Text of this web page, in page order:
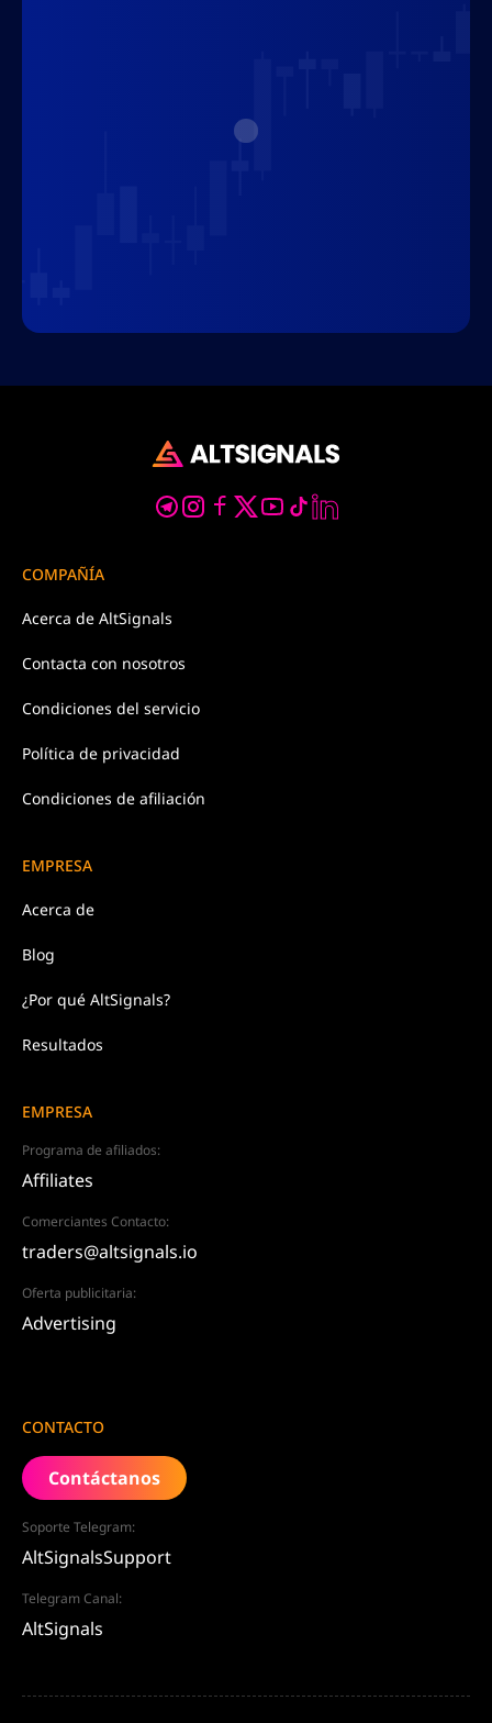
COMPAÑÍA
Acerca de AltSignals
Contacta con nosotros
Condiciones del servicio
Política de privacidad
Condiciones de afiliación
EMPRESA
Acerca de
Blog
¿Por qué AltSignals?
Resultados
EMPRESA
Programa de afiliados:
Affiliates
Comerciantes Contacto:
traders@altsignals.io
Oferta publicitaria:
Advertising
CONTACTO
Contáctanos
Soporte Telegram:
AltSignalsSupport
Telegram Canal:
AltSignals